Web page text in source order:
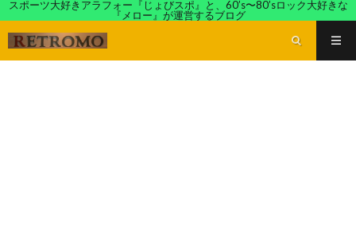
スポーツ大好きアラフォー『じょびスポ』と、60’s〜80’sロック大好きな
『メロー』が運営するブログ